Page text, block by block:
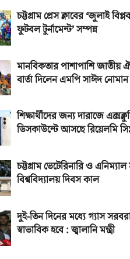
চট্টগ্রাম প্রেস ক্লাবের ‘জুলাই
ফুটবল টুর্নামেন্ট’ সম্পন্ন
মানবিকতার পাশাপাশি জাতীয়
বার্তা দিলেন এমপি সাঈদ নোমান
শিক্ষার্থীদের জন্য দারাজে
ডিসকাউন্টে আসছে রিয়েলমি
চট্টগ্রাম ভেটেরিনারি ও এনিম্যাল
বিশ্ববিদ্যালয় দিবস কাল
দুই-তিন দিনের মধ্যে গ্যাস
স্বাভাবিক হবে : জ্বালানি মন্ত্রী